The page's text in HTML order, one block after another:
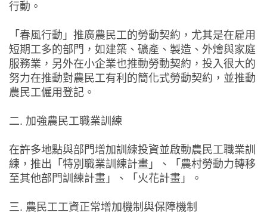
行動。
「春風行動」推廣農民工的勞動契約，尤其是在雇用
短期工多的部門，如建築、礦產、製造、外燴與家庭
服務業，另外在小企業也推動勞動契約，投入很大的
努力在推動對農民工有利的簡化式勞動契約，並推動
農民工僱用登記。
二. 加強農民工職業訓練
在許多地點與部門增加訓練投資並啟動農民工職業訓
練，推出「特別職業訓練計畫」、「農村勞動力轉移
至其他部門訓練計畫」、「火花計畫」。
三. 農民工工資正常增加機制與保障機制